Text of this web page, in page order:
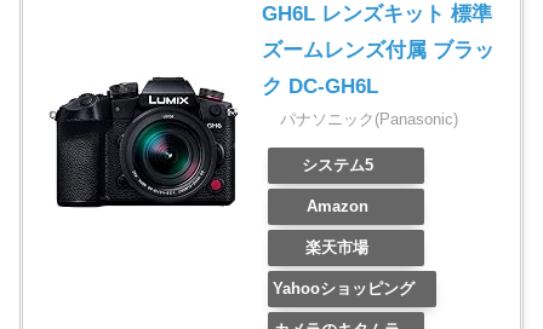
GH6L レンズキット 標準
ズームレンズ付属 ブラッ
ク DC-GH6L
パナソニック(Panasonic)
システム5
Amazon
楽天市場
Yahooショッピング